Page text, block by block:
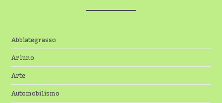
Abbiategrasso
Arluno
Arte
Automobilismo